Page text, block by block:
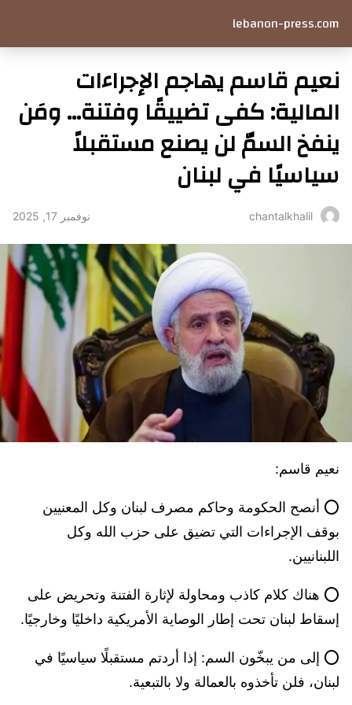
lebanon-press.com
نعيم قاسم يهاجم الإجراءات
المالية: كفى تضييقًا وفتنة… ومَن
ينفخ السمّ لن يصنع مستقبلاً
سياسيًا في لبنان
chantalkhalil نوفمبر 17, 2025
نعيم قاسم:
⭕️ أنصح الحكومة وحاكم مصرف لبنان وكل المعنيين
بوقف الإجراءات التي تضيق على حزب الله وكل
اللبنانيين.
⭕️ هناك كلام كاذب ومحاولة لإثارة الفتنة وتحريض على
إسقاط لبنان تحت إطار الوصاية الأمريكية داخليًا وخارجيًا.
⭕️ إلى من يبخّون السم: إذا أردتم مستقبلًا سياسيًا في
لبنان، فلن تأخذوه بالعمالة ولا بالتبعية.